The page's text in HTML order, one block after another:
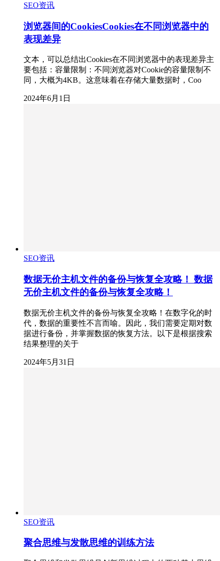
SEO资讯
浏览器间的CookiesCookies在不同浏览器中的
表现差异
文本，可以总结出Cookies在不同浏览器中的表现差异主
要包括：容量限制：不同浏览器对Cookie的容量限制不
同，大概为4KB。这意味着在存储大量数据时，Coo
2024年6月1日
SEO资讯
数据无价主机文件的备份与恢复全攻略！ 数据
无价主机文件的备份与恢复全攻略！
数据无价主机文件的备份与恢复全攻略！在数字化的时
代，数据的重要性不言而喻。因此，我们需要定期对数
据进行备份，并掌握数据的恢复方法。以下是根据搜索
结果整理的关于
2024年5月31日
SEO资讯
聚合思维与发散思维的训练方法